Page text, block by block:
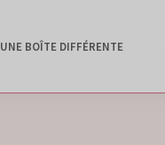
UNE BOÎTE DIFFÉRENTE